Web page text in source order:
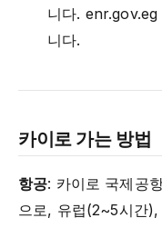
니다. enr.gov.eg
니다.
카이로 가는 방법
항공: 카이로 국제공
으로, 유럽(2~5시간